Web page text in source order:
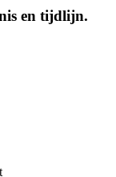
en tijdlijn.